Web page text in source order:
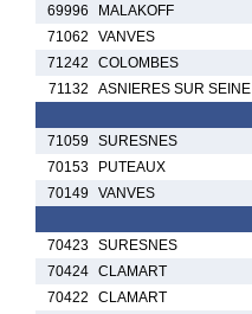
69996
MALAKOFF
71062
VANVES
71242
COLOMBES
71132
ASNIERES SUR SEINE
71059 SURESNES
70153
PUTEAUX
70149
VANVES
70423 SURESNES
70424 CLAMART
70422
CLAMART